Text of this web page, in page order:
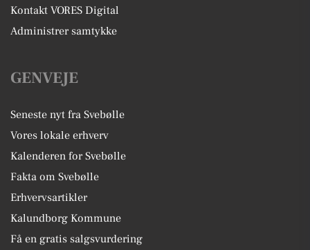
Kontakt VORES Digital
Administrer samtykke
GENVEJE
Seneste nyt fra Svebølle
Vores lokale erhverv
Kalenderen for Svebølle
Fakta om Svebølle
Erhvervsartikler
Kalundborg Kommune
Få en gratis salgsvurdering